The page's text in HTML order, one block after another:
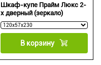
Шкаф-купе Прайм Люкс 2-
х дверный (зеркало)
В корзину